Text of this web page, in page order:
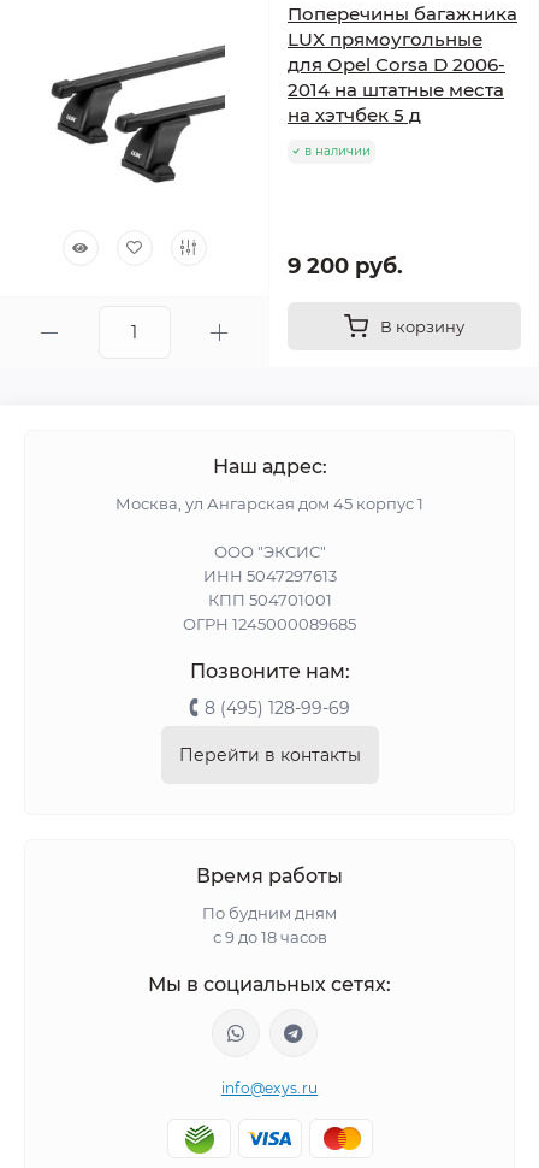
Поперечины багажника
LUX прямоугольные
для Opel Corsa D 2006-
2014 на штатные места
на хэтчбек 5 д
в наличии
9 200 руб.
В корзину
Наш адрес:
Москва, ул Ангарская дом 45 корпус 1
ООО "ЭКСИС"
ИНН 5047297613
КПП 504701001
ОГРН 1245000089685
Позвоните нам:
8 (495) 128-99-69
Перейти в контакты
Время работы
По будним дням
с 9 до 18 часов
Мы в социальных сетях:
info@exys.ru